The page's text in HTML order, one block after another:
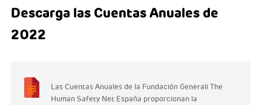
Descarga las Cuentas Anuales de
2022
Las Cuentas Anuales de la Fundación Generali The
Human Safety Net España proporcionan la